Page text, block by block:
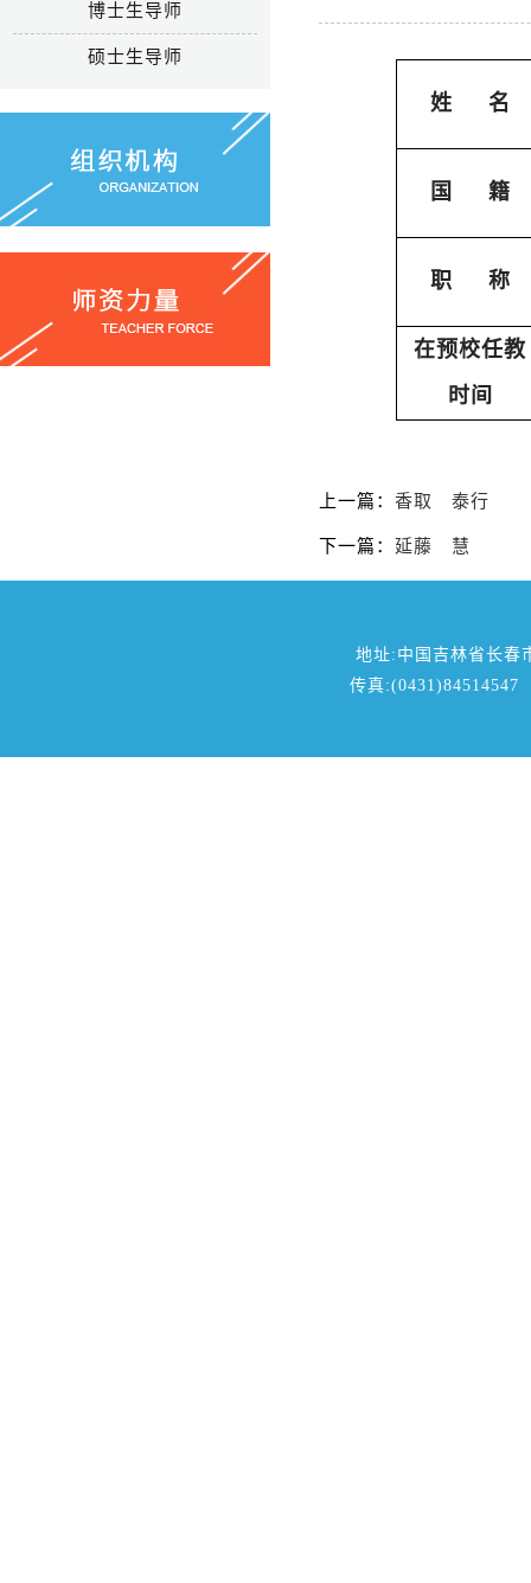
博士生导师
硕士生导师
姓 名
国 籍
职 称
在预校任教
时间
上一篇： 香取 泰行
下一篇： 延藤 慧
地址:中国吉林省长春
传真